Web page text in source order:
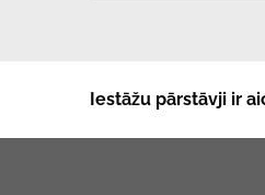
Iestāžu pārstāvji ir